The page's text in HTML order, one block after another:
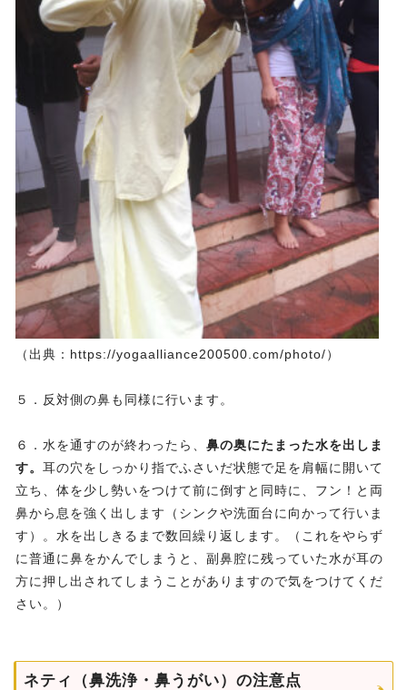
（出典：https://yogaalliance200500.com/photo/）
５．反対側の鼻も同様に行います。
６．水を通すのが終わったら、 鼻の奥にたまった水を出しま
す。 耳の穴をしっかり指でふさいだ状態で足を肩幅に開いて
立ち、体を少し勢いをつけて前に倒すと同時に、フン！と両
鼻から息を強く出します（シンクや洗面台に向かって行いま
す）。水を出しきるまで数回繰り返します。（これをやらず
に普通に鼻をかんでしまうと、副鼻腔に残っていた水が耳の
方に押し出されてしまうことがありますので気をつけてくだ
さい。）
ネティ（鼻洗浄・鼻うがい）の注意点